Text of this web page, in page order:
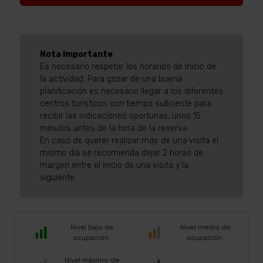
Nota Importante
Es necesario respetar los horarios de inicio de
la actividad. Para gozar de una buena
planificación es necesario llegar a los diferentes
centros turísticos con tiempo suficiente para
recibir las indicaciones oportunas, unos 15
minutos antes de la hora de la reserva.
En caso de querer realizar más de una visita el
mismo día se recomienda dejar 2 horas de
margen entre el inicio de una visita y la
siguiente.
Nivel bajo de
ocupación.
Nivel medio de
ocupación.
Nivel máximo de